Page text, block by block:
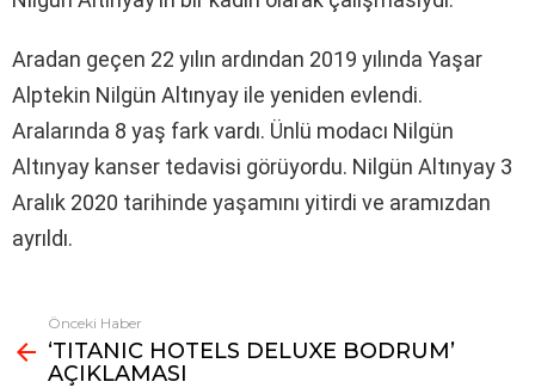
Aradan geçen 22 yılın ardından 2019 yılında Yaşar
Alptekin Nilgün Altınyay ile yeniden evlendi.
Aralarında 8 yaş fark vardı. Ünlü modacı Nilgün
Altınyay kanser tedavisi görüyordu. Nilgün Altınyay 3
Aralık 2020 tarihinde yaşamını yitirdi ve aramızdan
ayrıldı.
Fazlasına
bak
Önceki Haber
‘TITANIC HOTELS DELUXE BODRUM’
AÇIKLAMASI